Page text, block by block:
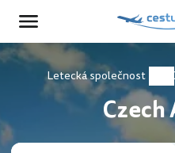
Letecká společnost